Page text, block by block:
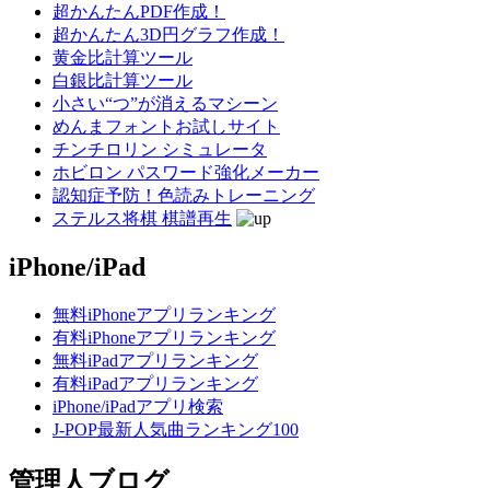
超かんたんPDF作成！
超かんたん3D円グラフ作成！
黄金比計算ツール
白銀比計算ツール
小さい“つ”が消えるマシーン
めんまフォントお試しサイト
チンチロリン シミュレータ
ホビロン パスワード強化メーカー
認知症予防！色読みトレーニング
ステルス将棋 棋譜再生
iPhone/iPad
無料iPhoneアプリランキング
有料iPhoneアプリランキング
無料iPadアプリランキング
有料iPadアプリランキング
iPhone/iPadアプリ検索
J-POP最新人気曲ランキング100
管理人ブログ